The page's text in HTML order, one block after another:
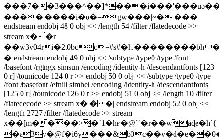
���7�
����|����i�o�=gw���|~� ���
endstream endobj 48 0 obj << /length 54 /filter /flatedecode >>
stream x� �r
� endstream endobj 49 0 obj << /subtype /type0 /type /font
/basefont /rgtngx simsun /encoding /identity-h /descendantfonts [123
0 r] /tounicode 124 0 r >> endobj 50 0 obj << /subtype /type0 /type
/font /basefont /efnili simhei /encoding /identity-h /descendantfonts
[125 0 r] /tounicode 126 0 r >> endobj 51 0 obj << /length 10 /filter
/flatedecode >> stream x� ��| endstream endobj 52 0 obj <<
/length 2727 /filter /flatedecode >> stream
x��[m����>�`1�hғ�@ˋ`�r��waɖe�h`{